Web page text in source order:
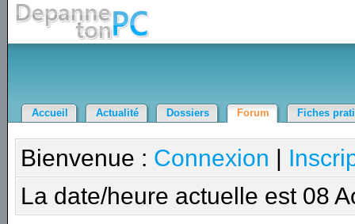
Accueil Actualité Dossiers Forum Fiches
Bienvenue : Connexion |
La date/heure actuelle est 08